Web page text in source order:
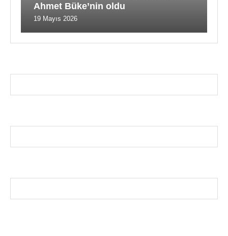
Ahmet Büke’nin oldu
19 Mayıs 2026